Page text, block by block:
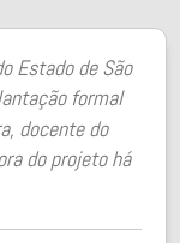
Estado de São
formal
docente do
do projeto há